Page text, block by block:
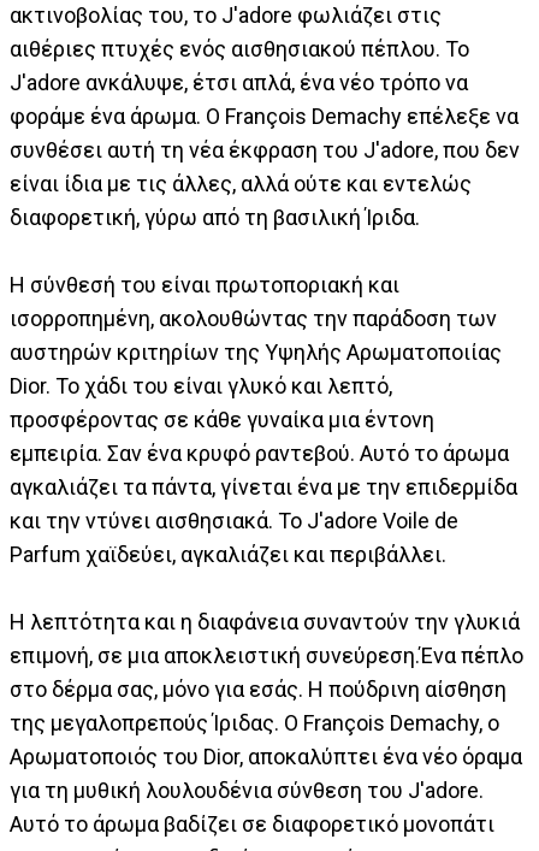
ακτινοβολίας του, το J'adore φωλιάζει στις
αιθέριες πτυχές ενός αισθησιακού πέπλου. Το
J'adore ανκάλυψε, έτσι απλά, ένα νέο τρόπο να
φοράμε ένα άρωμα. Ο François Demachy επέλεξε να
συνθέσει αυτή τη νέα έκφραση του J'adore, που δεν
είναι ίδια με τις άλλες, αλλά ούτε και εντελώς
διαφορετική, γύρω από τη βασιλική Ίριδα.
Η σύνθεσή του είναι πρωτοποριακή και
ισορροπημένη, ακολουθώντας την παράδοση των
αυστηρών κριτηρίων της Υψηλής Αρωματοποιίας
Dior. Το χάδι του είναι γλυκό και λεπτό,
προσφέροντας σε κάθε γυναίκα μια έντονη
εμπειρία. Σαν ένα κρυφό ραντεβού. Αυτό το άρωμα
αγκαλιάζει τα πάντα, γίνεται ένα με την επιδερμίδα
και την ντύνει αισθησιακά. Το J'adore Voile de
Parfum χαϊδεύει, αγκαλιάζει και περιβάλλει.
Η λεπτότητα και η διαφάνεια συναντούν την γλυκιά
επιμονή, σε μια αποκλειστική συνεύρεση.Ένα πέπλο
στο δέρμα σας, μόνο για εσάς. Η πούδρινη αίσθηση
της μεγαλοπρεπούς Ίριδας. Ο François Demachy, ο
Αρωματοποιός του Dior, αποκαλύπτει ένα νέο όραμα
για τη μυθική λουλουδένια σύνθεση του J'adore.
Αυτό το άρωμα βαδίζει σε διαφορετικό μονοπάτι